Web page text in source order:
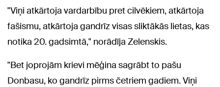
"Viņi atkārtoja vardarbību pret cilvēkiem, atkārtoja
fašismu, atkārtoja gandrīz visas sliktākās lietas, kas
notika 20. gadsimtā," norādīja Zelenskis.
"Bet joprojām krievi mēģina sagrābt to pašu
Donbasu, ko gandrīz pirms četriem gadiem. Viņi